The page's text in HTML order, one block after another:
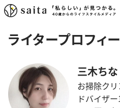
ライタープロフィ
三木ちな
お掃除ク
ドバイザ